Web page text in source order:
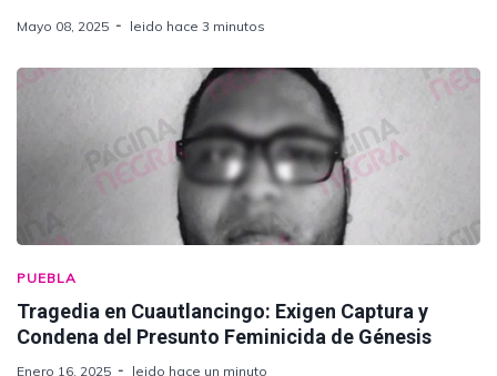
Mayo 08, 2025 leido hace 3 minutos
PUEBLA
Tragedia en Cuautlancingo: Exigen Captura y
Condena del Presunto Feminicida de Génesis
Enero 16, 2025 leido hace un minuto